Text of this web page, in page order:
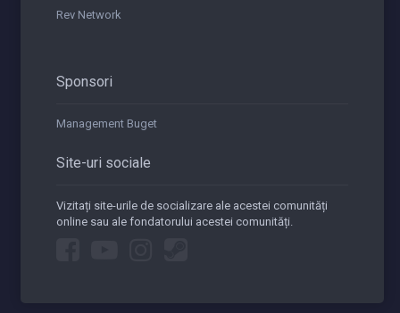
Rev Network
Sponsori
Management Buget
Site-uri sociale
Vizitați site-urile de socializare ale acestei comunități
online sau ale fondatorului acestei comunități.